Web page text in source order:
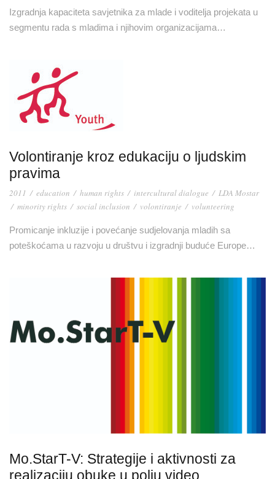
Izgradnja kapaciteta savjetnika za mlade i voditelja projekata u
segmentu rada s mladima i njihovim organizacijama…
Volontiranje kroz edukaciju o ljudskim
pravima
2011 / education / human rights / intercultural dialogue / LDA Mostar
/ minority rights / social inclusion / volontiranje / volunteering
Promicanje inkluzije i povećanje sudjelovanja mladih sa
poteškoćama u razvoju u društvu i izgradnji buduće Europe…
Mo.StarT-V: Strategije i aktivnosti za
realizaciju obuke u polju video